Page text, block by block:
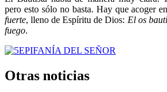
pero esto sólo no basta. Hay que acoger
fuerte, lleno de Espíritu de Dios: El os
fuego.
EPIFANÍA DEL SEÑOR
Otras noticias